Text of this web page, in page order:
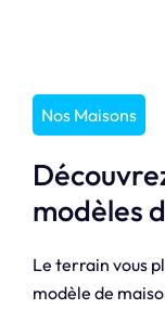
Nos Maisons
modèles
Le terrain vous
modèle de